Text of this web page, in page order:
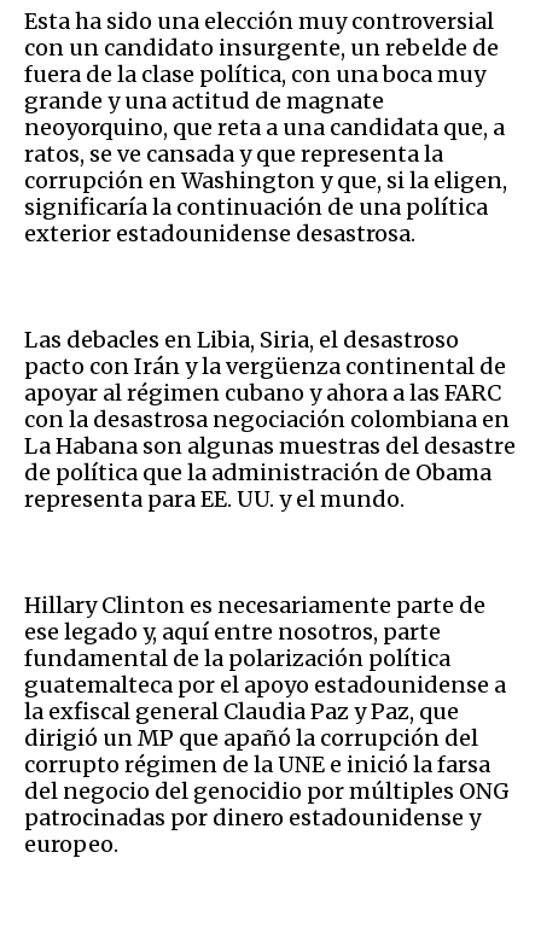
Esta ha sido una elección muy controversial
con un candidato insurgente, un rebelde de
fuera de la clase política, con una boca muy
grande y una actitud de magnate
neoyorquino, que reta a una candidata que, a
ratos, se ve cansada y que representa la
corrupción en Washington y que, si la eligen,
significaría la continuación de una política
exterior estadounidense desastrosa.
Las debacles en Libia, Siria, el desastroso
pacto con Irán y la vergüenza continental de
apoyar al régimen cubano y ahora a las FARC
con la desastrosa negociación colombiana en
La Habana son algunas muestras del desastre
de política que la administración de Obama
representa para EE. UU. y el mundo.
Hillary Clinton es necesariamente parte de
ese legado y, aquí entre nosotros, parte
fundamental de la polarización política
guatemalteca por el apoyo estadounidense a
la exfiscal general Claudia Paz y Paz, que
dirigió un MP que apañó la corrupción del
corrupto régimen de la UNE e inició la farsa
del negocio del genocidio por múltiples ONG
patrocinadas por dinero estadounidense y
europeo.